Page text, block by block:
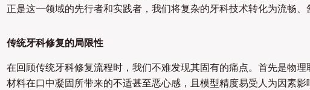
正是这一领域的先行者和实践者，我们将复杂的牙科技术转化为流畅、
传统牙科修复的局限性
在回顾传统牙科修复流程时，我们不难发现其固有的痛点。首先是物
材料在口中凝固所带来的不适甚至恶心感，且模型精度易受人为因素